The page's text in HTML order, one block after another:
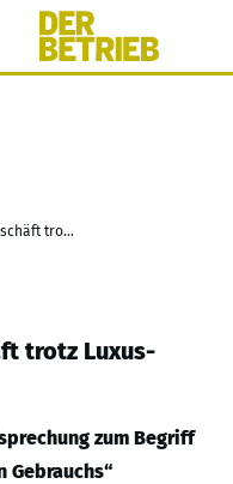
Kein Spekulationsgeschäft trotz Luxus-Wohnmobil
trotz Luxus-
zum Begriff
Gebrauchs“